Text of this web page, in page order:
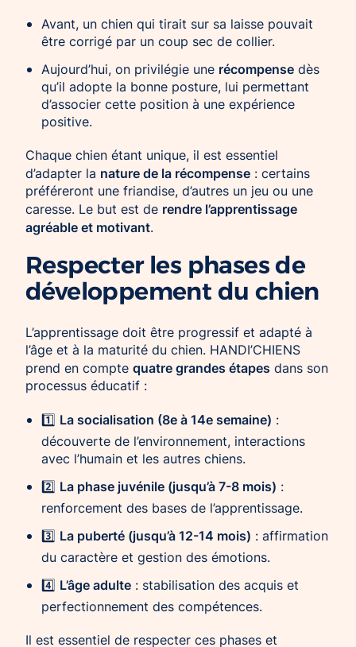
Avant, un chien qui tirait sur sa laisse pouvait
être corrigé par un coup sec de collier.
Aujourd’hui, on privilégie une récompense dès
qu’il adopte la bonne posture, lui permettant
d’associer cette position à une expérience
positive.
Chaque chien étant unique, il est essentiel
d’adapter la nature de la récompense : certains
préféreront une friandise, d’autres un jeu ou une
caresse. Le but est de rendre l’apprentissage
agréable et motivant.
Respecter les phases de
développement du chien
L’apprentissage doit être progressif et adapté à
l’âge et à la maturité du chien. HANDI’CHIENS
prend en compte quatre grandes étapes dans son
processus éducatif :
1️⃣ La socialisation (8e à 14e semaine) :
découverte de l’environnement, interactions
avec l’humain et les autres chiens.
2️⃣ La phase juvénile (jusqu’à 7-8 mois) :
renforcement des bases de l’apprentissage.
3️⃣ La puberté (jusqu’à 12-14 mois) : affirmation
du caractère et gestion des émotions.
4️⃣ L’âge adulte : stabilisation des acquis et
perfectionnement des compétences.
Il est essentiel de respecter ces phases et